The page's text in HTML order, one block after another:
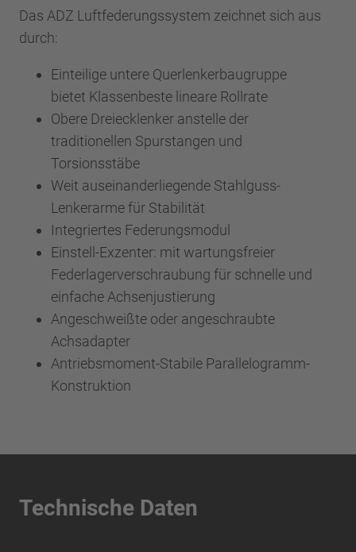
Das ADZ Luftfederungssystem zeichnet sich aus
durch:
Einteilige untere Querlenkerbaugruppe
bietet Klassenbeste lineare Rollrate
Obere Dreiecklenker anstelle der
traditionellen Spurstangen und
Torsionsstäbe
Weit auseinanderliegende Stahlguss-
Lenkerarme für Stabilität
Integriertes Federungsmodul
Einstell-Exzenter: mit wartungsfreier
Federlagerverschraubung für schnelle und
einfache Achsenjustierung
Angeschweißte oder angeschraubte
Achsadapter
Antriebsmoment-Stabile Parallelogramm-
Konstruktion
Technische Daten